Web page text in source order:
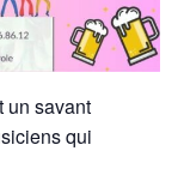
un savant
qui